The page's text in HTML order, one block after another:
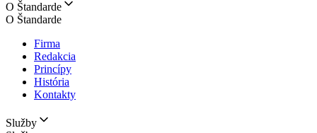
O Štandarde
O Štandarde
Firma
Redakcia
Princípy
História
Kontakty
Služby